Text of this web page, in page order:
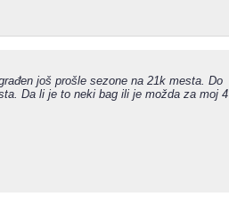
još prošle sezone na 21k mesta. Do
Da li je to neki bag ili je možda za moj 4